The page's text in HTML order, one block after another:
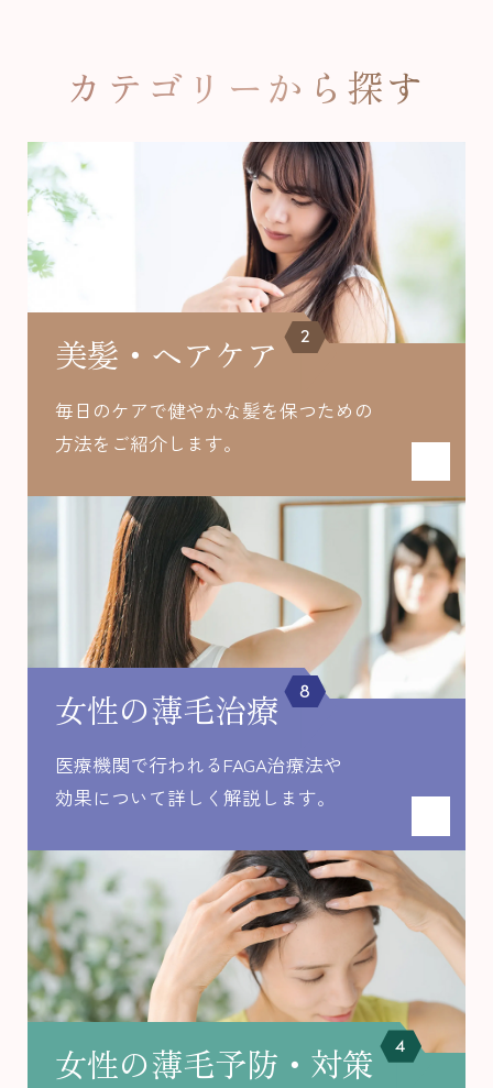
カテゴリーから探す
美髪・ヘアケア 2
毎日のケアで健やかな髪を保つための
方法を ご紹介します。
女性の薄毛治療 8
医療機関で行われるFAGA治療法や
効果について詳しく解説します。
女性の薄毛予防・対策 4